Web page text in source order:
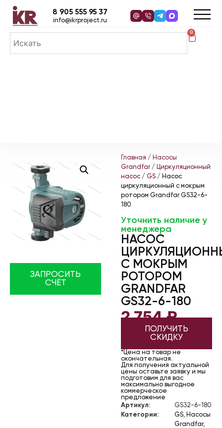
0
8 905 555 95 37
info@ikrproject.ru
ЗАПРОСИТЬ
СЧЁТ
Главная / Насосы
Grandfar / Циркуляционный
насос / GS / Насос
циркуляционный с мокрым
ротором Grandfar GS32-6-
180
Уточнить наличие у
менеджера
НАСОС
С МОКРЫМ
РОТОРОМ
GRANDFAR
GS32-6-180
2 754₽
ПОЛУЧИТЬ
СКИДКУ
*Цена на товар не
окончательная.
Для получения актуальной
цены оставьте заявку и мы
подготовим для вас
максимально выгодное
коммерческое
предложение
Артикул:
GS32-6-180
Категории:
GS, Насосы
Grandfar,